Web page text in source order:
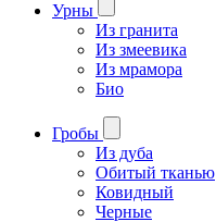
Урны
Из гранита
Из змеевика
Из мрамора
Био
Гробы
Из дуба
Обитый тканью
Ковидный
Черные